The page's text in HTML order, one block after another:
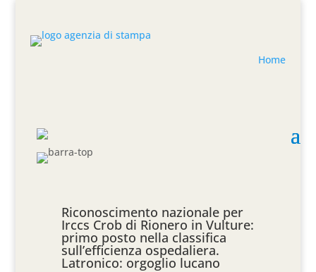
Home
Riconoscimento nazionale per
Irccs Crob di Rionero in Vulture:
primo posto nella classifica
sull’efficienza ospedaliera.
Latronico: orgoglio lucano